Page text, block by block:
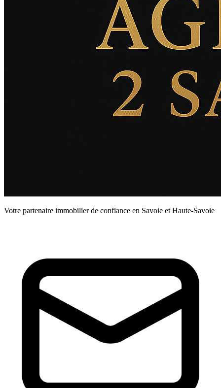
Votre partenaire immobilier de confiance en Savoie et Haute-Savoie